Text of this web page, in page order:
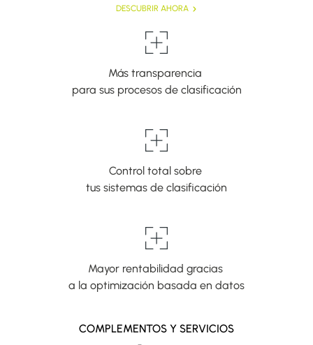
DESCUBRIR AHORA
Más transparencia
para sus procesos de clasificación
Control total sobre
tus sistemas de clasificación
Mayor rentabilidad gracias
a la optimización basada en datos
COMPLEMENTOS Y SERVICIOS